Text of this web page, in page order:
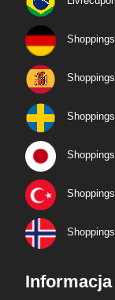
Informacja